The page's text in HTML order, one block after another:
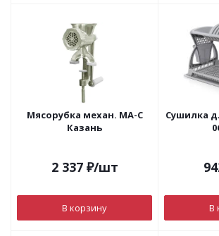
Мясорубка механ. МА-С
Казань
2 337₽/шт
В корзину
Сушилка
В